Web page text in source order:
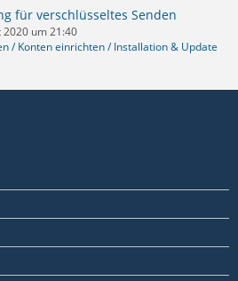
für verschlüsseltes Senden
2020 um 21:40
/ Konten einrichten / Installation & Update